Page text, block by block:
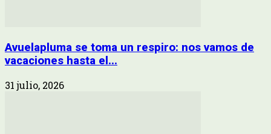
Avuelapluma se toma un respiro: nos vamos de
vacaciones hasta el...
31 julio, 2026